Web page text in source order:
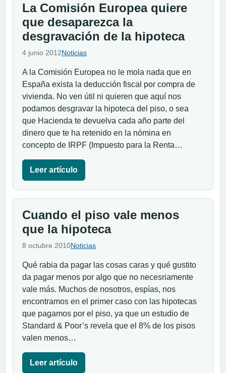
La Comisión Europea quiere
que desaparezca la
desgravación de la hipoteca
4 junio 2012Noticias
A la Comisión Europea no le mola nada que en
España exista la deducción fiscal por compra de
vivienda. No ven útil ni quieren que aquí nos
podamos desgravar la hipoteca del piso, o sea
que Hacienda te devuelva cada año parte del
dinero que te ha retenido en la nómina en
concepto de IRPF (Impuesto para la Renta…
Leer artículo
Cuando el piso vale menos
que la hipoteca
8 octubre 2010Noticias
Qué rabia da pagar las cosas caras y qué gustito
da pagar menos por algo que no necesriamente
vale más. Muchos de nosotros, espías, nos
encontramos en el primer caso con las hipotecas
que pagamos por el piso, ya que un estudio de
Standard & Poor’s revela que el 8% de los pisos
valen menos…
Leer artículo